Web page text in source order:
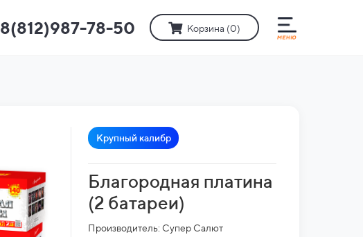
8(812)987-78-50 Корзина (0)
Крупный калибр
Благородная платина
(2 батареи)
Производитель: Супер Салют